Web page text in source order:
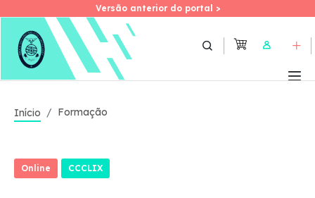
Skip
Versão anterior do portal >
Versão anterior do portal >
User
Início Formação
Online CCCLIX